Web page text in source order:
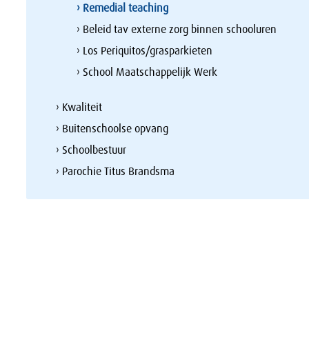
› Remedial teaching
› Beleid tav externe zorg binnen schooluren
› Los Periquitos/grasparkieten
› School Maatschappelijk Werk
› Kwaliteit
› Buitenschoolse opvang
› Schoolbestuur
› Parochie Titus Brandsma